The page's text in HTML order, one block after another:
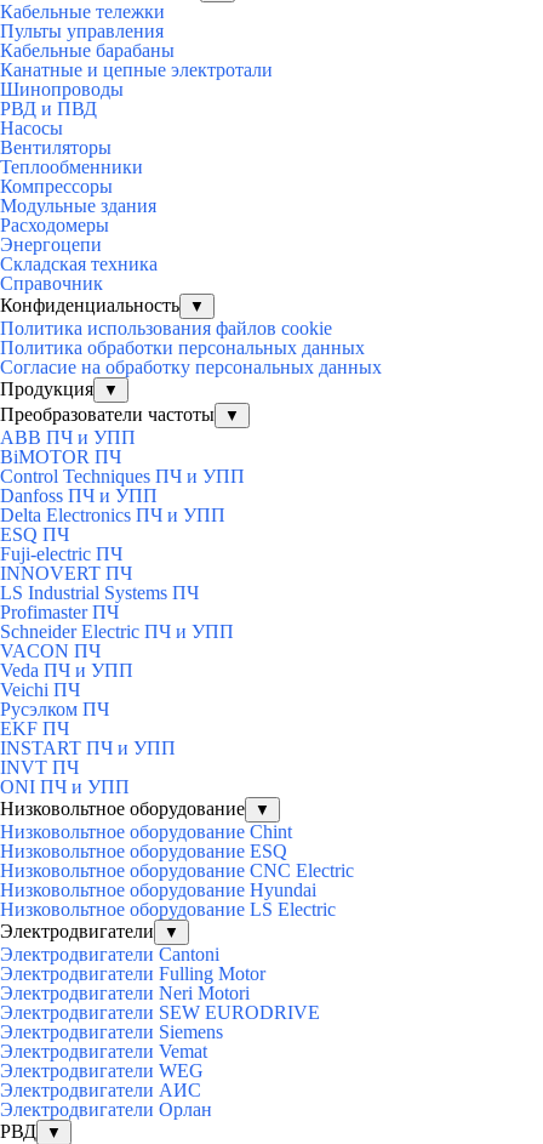
Кабельные тележки
Пульты управления
Кабельные барабаны
Канатные и цепные электротали
Шинопроводы
РВД и ПВД
Насосы
Вентиляторы
Теплообменники
Компрессоры
Модульные здания
Расходомеры
Энергоцепи
Складская техника
Справочник
Конфиденциальность
▼
Политика использования файлов cookie
Политика обработки персональных данных
Согласие на обработку персональных данных
Продукция
▼
Преобразователи частоты ▼
ABB ПЧ и УПП
BiMOTOR ПЧ
Control Techniques ПЧ и УПП
Danfoss ПЧ и УПП
Delta Electronics ПЧ и УПП
ESQ ПЧ
Fuji-electric ПЧ
INNOVERT ПЧ
LS Industrial Systems ПЧ
Profimaster ПЧ
Schneider Electric ПЧ и УПП
VACON ПЧ
Veda ПЧ и УПП
Veichi ПЧ
Русэлком ПЧ
EKF ПЧ
INSTART ПЧ и УПП
INVT ПЧ
ONI ПЧ и УПП
Низковольтное оборудование
▼
Низковольтное оборудование Chint
Низковольтное оборудование ESQ
Низковольтное оборудование CNC Electric
Низковольтное оборудование Hyundai
Низковольтное оборудование LS Electric
Электродвигатели
▼
Электродвигатели Cantoni
Электродвигатели Fulling Motor
Электродвигатели Neri Motori
Электродвигатели SEW EURODRIVE
Электродвигатели Siemens
Электродвигатели Vemat
Электродвигатели WEG
Электродвигатели АИС
Электродвигатели Орлан
РВД
▼